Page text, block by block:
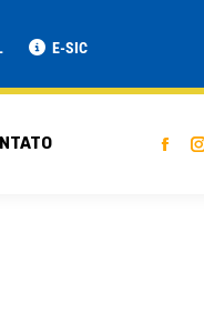
E-SIC